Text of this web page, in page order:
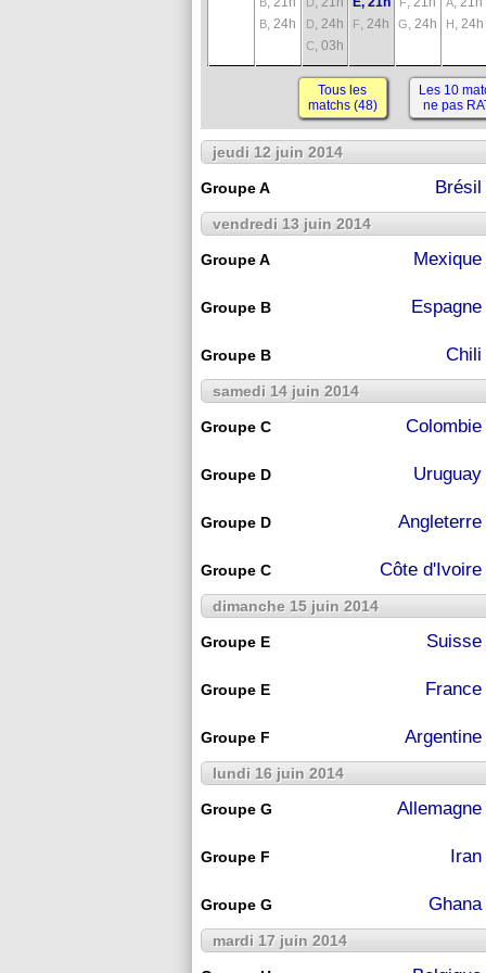
B, 24h D, 24h
C, 03h
F, 24h G, 24h H, 24h
Tous les
matchs (48)
Les 10
ne pas
jeudi 12 juin 2014
Groupe A Brésil
vendredi 13 juin 2014
Groupe A Mexique
Groupe B Espagne
Groupe B Chili
samedi 14 juin 2014
Groupe C Colombie
Groupe D Uruguay
Groupe D Angleterre
Groupe C Côte d'Ivoire
dimanche 15 juin 2014
Groupe E Suisse
Groupe E France
Groupe F Argentine
lundi 16 juin 2014
Groupe G Allemagne
Groupe F Iran
Groupe G Ghana
mardi 17 juin 2014